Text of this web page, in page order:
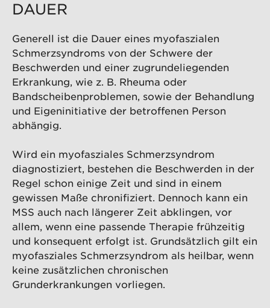
DAUER
Generell ist die Dauer eines myofaszialen
Schmerzsyndroms von der Schwere der
Beschwerden und einer zugrundeliegenden
Erkrankung, wie z. B. Rheuma oder
Bandscheibenproblemen, sowie der Behandlung
und Eigeninitiative der betroffenen Person
abhängig.
Wird ein myofasziales Schmerzsyndrom
diagnostiziert, bestehen die Beschwerden in der
Regel schon einige Zeit und sind in einem
gewissen Maße chronifiziert. Dennoch kann ein
MSS auch nach längerer Zeit abklingen, vor
allem, wenn eine passende Therapie frühzeitig
und konsequent erfolgt ist. Grundsätzlich gilt ein
myofasziales Schmerzsyndrom als heilbar, wenn
keine zusätzlichen chronischen
Grunderkrankungen vorliegen.